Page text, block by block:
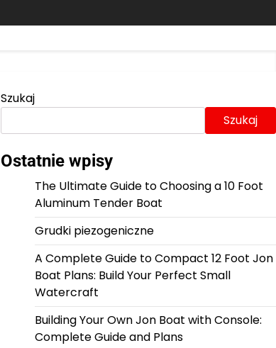
Szukaj
Szukaj
Ostatnie wpisy
The Ultimate Guide to Choosing a 10 Foot
Aluminum Tender Boat
Grudki piezogeniczne
A Complete Guide to Compact 12 Foot Jon
Boat Plans: Build Your Perfect Small
Watercraft
Building Your Own Jon Boat with Console:
Complete Guide and Plans